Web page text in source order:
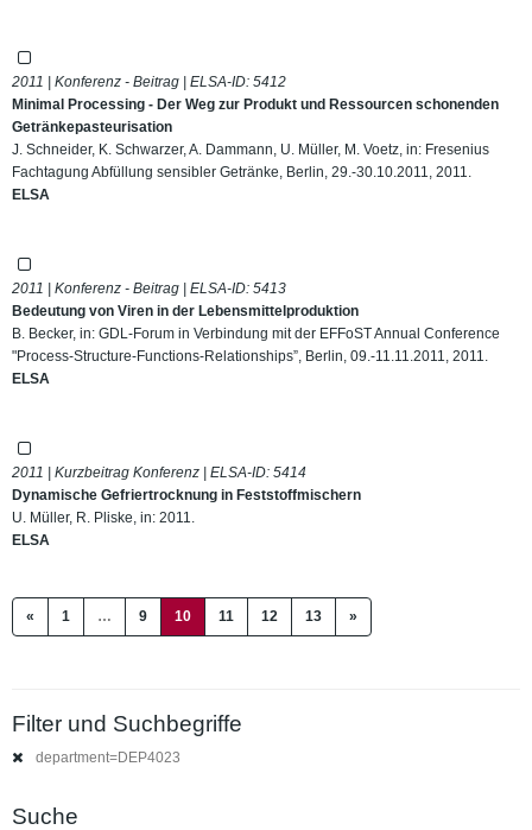
2011 | Konferenz - Beitrag | ELSA-ID: 5412
Minimal Processing - Der Weg zur Produkt und Ressourcen schonenden
Getränkepasteurisation
J. Schneider, K. Schwarzer, A. Dammann, U. Müller, M. Voetz, in: Fresenius
Fachtagung Abfüllung sensibler Getränke, Berlin, 29.-30.10.2011, 2011.
ELSA
2011 | Konferenz - Beitrag | ELSA-ID: 5413
Bedeutung von Viren in der Lebensmittelproduktion
B. Becker, in: GDL-Forum in Verbindung mit der EFFoST Annual Conference
"Process-Structure-Functions-Relationships”, Berlin, 09.-11.11.2011, 2011.
ELSA
2011 | Kurzbeitrag Konferenz | ELSA-ID: 5414
Dynamische Gefriertrocknung in Feststoffmischern
U. Müller, R. Pliske, in: 2011.
ELSA
« 1 … 9 10(current)
11 12 13 »
Filter und Suchbegriffe
department=DEP4023
Suche